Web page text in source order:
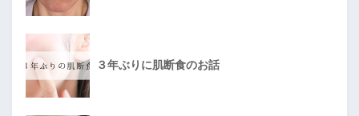
３年ぶりに肌断食のお話